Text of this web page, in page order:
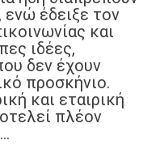
έδειξε τον
και
ιδέες,
δεν έχουν
προσκήνιο.
και εταιρική
πλέον